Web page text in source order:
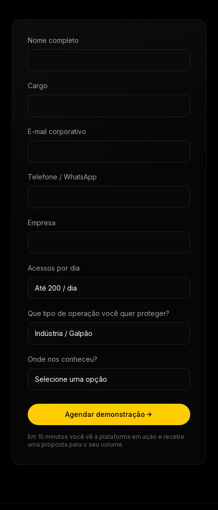
Nome completo
Cargo
E-mail corporativo
Telefone / WhatsApp
Empresa
Acessos por dia
Que tipo de operação você quer proteger?
Onde nos conheceu?
Agendar demonstração
Em 15 minutos você vê a plataforma em ação e recebe
uma proposta para o seu volume.